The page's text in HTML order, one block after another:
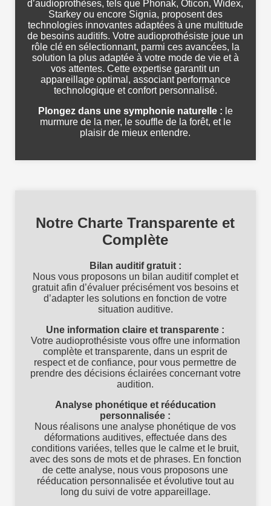
d’audioprothèses, tels que Phonak, Oticon, Widex,
Starkey ou encore Signia, proposent des
technologies innovantes adaptées à une multitude
de besoins auditifs. Votre audioprothésiste joue un
rôle clé en sélectionnant, parmi ces avancées, la
solution la plus adaptée à votre mode de vie et à
vos attentes. Cette expertise garantit un
appareillage optimal, associant performance
technologique et confort personnalisé.
Plongez dans une symphonie naturelle : le
murmure de la mer, le souffle de la forêt, et le
plaisir de mieux entendre.
Notre Charte Transparente et
Complète
Bilan auditif gratuit :
Nous vous proposons un bilan auditif complet et
gratuit afin d’évaluer précisément vos besoins et
d’adapter les solutions en fonction de votre
situation auditive.
Une information claire et transparente :
Votre audioprothésiste vous offre une information
complète et transparente, dans un esprit de
respect et de confiance, pour vous permettre de
prendre des décisions éclairées concernant votre
audition.
Analyse phonétique et rééducation
personnalisée :
Nous réalisons une analyse phonétique de vos
déformations auditives, effectuée dans des
conditions variées, telles que le calme et le bruit,
avec des sons de mots et de phrases. En fonction
de cette analyse, nous vous proposons une
rééducation personnalisée et évolutive tout au
long du suivi de votre appareillage.